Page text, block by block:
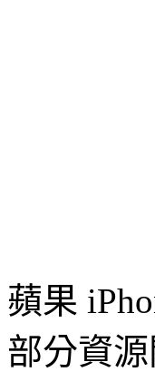
蘋果
部分資